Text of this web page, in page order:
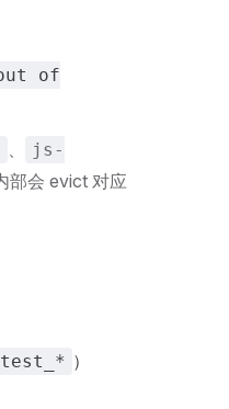
of
、 js-
部会 evict 对应
test_* ）